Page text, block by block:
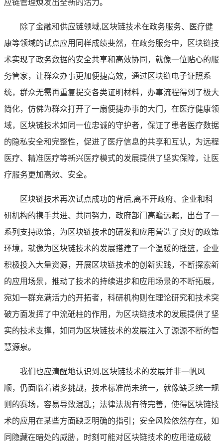
应链管理焕发出全新的活力。
除了金融和供应链领域,区块链技术在政务服务、医疗健
康等领域的试点应用同样成绩斐然，在政务服务中，区块链技
术实现了政务数据的安全共享和高效协同，就像一位贴心的服
务管家，让群众办事更加便捷高效，通过区块链电子证照系
统，群众无需再重复提交各类证明材料，办事流程得到了极大
简化，仿佛为群众打开了一扇便捷办事的大门，在医疗健康领
域，区块链技术如同一位忠诚的守护者，保证了患者医疗数据
的隐私安全和完整性，促进了医疗信息的共享和互认，为远程
医疗、精准医疗等新兴医疗模式的发展提供了坚实保障，让医
疗服务更加高效、安全。
区块链技术再次试点成功的背后,离不开政府、企业和科
研机构的携手共进、共同努力，政府部门高瞻远瞩，出台了一
系列支持政策，为区块链技术的研发和应用营造了良好的政策
环境，就像为区块链技术的发展搭建了一个温暖的摇篮，企业
积极投入大量资源，开展区块链技术的创新实践，不断探索新
的应用场景，推动了技术的持续进步和应用场景的不断拓展，
宛如一群充满活力的开拓者，科研机构则在理论研究和技术突
破方面发挥了中流砥柱的作用，为区块链技术的发展提供了坚
实的技术支撑，如同为区块链技术的发展注入了源源不断的智
慧源泉。
我们也应清醒地认识到,区块链技术的发展并非一帆风
顺，仍面临着诸多挑战，技术标准尚未统一，就像缺乏统一规
则的赛场，容易导致混乱；法律法规有待完善，使得区块链技
术的应用在某些方面缺乏明确的指引；安全风险依然存在，如
同隐藏在暗处的威胁，时刻可能对区块链技术的应用造成破